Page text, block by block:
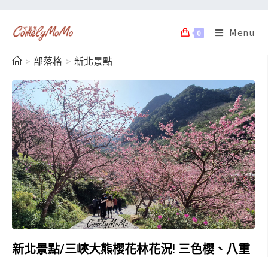
0 Menu
> 部落格 > 新北景點
新北景點/三峽大熊櫻花林花況! 三色櫻、八重